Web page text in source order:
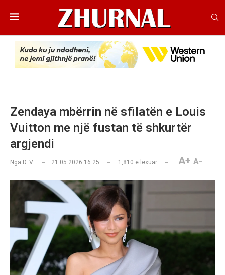
Zendaya mbërrin në sfilatën e Louis
Vuitton me një fustan të shkurtër
argjendi
Nga D. V. 21.05.2026 16:25 1,810 e lexuar A+ A-